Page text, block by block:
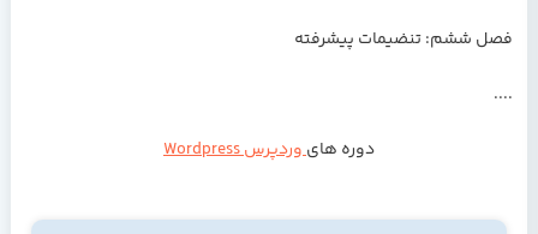
فصل ششم: تنضیمات پیشرفته
....
دوره هایوردپرس Wordpress